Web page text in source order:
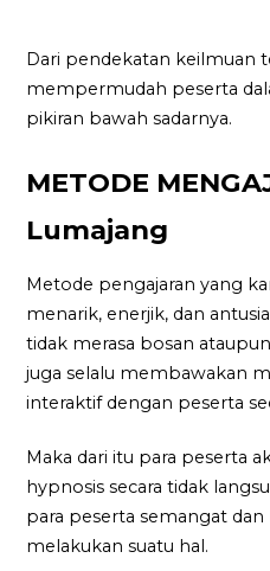
Dari pendekatan keilmuan
mempermudah peserta
pikiran bawah sadarnya.
METODE
Lumajang
Metode pengajaran yang
menarik, enerjik, dan
tidak merasa bosan
juga selalu membawakan
interaktif dengan peserta
Maka dari itu para peserta
hypnosis secara tidak
para peserta semangat
melakukan suatu hal.